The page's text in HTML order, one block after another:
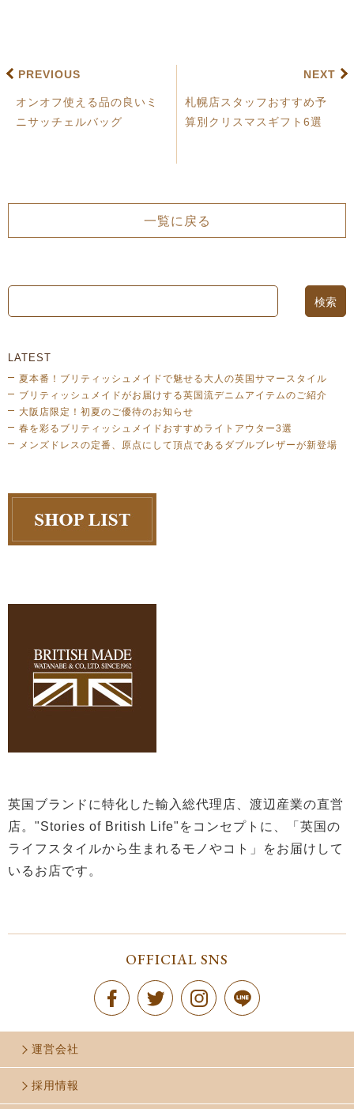
LATEST
夏本番！ブリティッシュメイドで魅せる大人の英国サマースタイル
ブリティッシュメイドがお届けする英国流デニムアイテムのご紹介
大阪店限定！初夏のご優待のお知らせ
春を彩るブリティッシュメイドおすすめライトアウター3選
メンズドレスの定番、原点にして頂点であるダブルブレザーが新登場
英国ブランドに特化した輸入総代理店、渡辺産業の直営
店。"Stories of British Life"をコンセプトに、「英国の
ライフスタイルから生まれるモノやコト」をお届けして
いるお店です。
PREVIOUS
オンオフ使える品の良いミ
ニサッチェルバッグ
NEXT
札幌店スタッフおすすめ予
算別クリスマスギフト6選
一覧に戻る
OFFICIAL SNS
運営会社
採用情報